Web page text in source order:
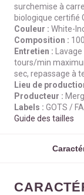
surchemise à
biologique certifié
Couleur : White-
Composition :
Entretien :
tours/min
sec, repassage à
Lieu de
Producteur :
Labels : GOTS /
Guide des tailles